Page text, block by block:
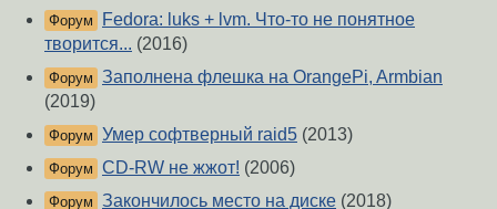
Форум
Fedora: luks + lvm. Что-то не понятное
творится... (2016)
Форум Заполнена флешка на OrangePi, Armbian
(2019)
Форум Умер софтверный raid5 (2013)
Форум CD-RW не жжот! (2006)
Форум Закончилось место на диске (2018)